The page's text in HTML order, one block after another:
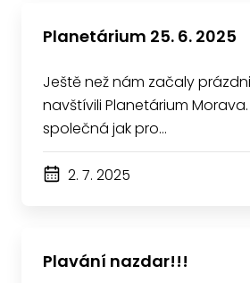
Planetárium 25. 6. 2025
Ještě než nám začaly
navštívili Planetárium
společná jak pro…
2. 7. 2025
Plavání nazdar!!!